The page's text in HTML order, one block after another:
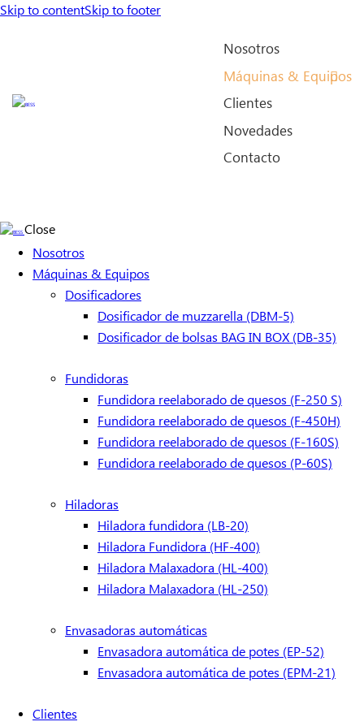
Skip to contentSkip to footer
Nosotros
Máquinas & Equipos
Clientes
Novedades
Contacto
Close
Nosotros
Máquinas & Equipos
Dosificadores
Dosificador de muzzarella (DBM-5)
Dosificador de bolsas BAG IN BOX (DB-35)
Fundidoras
Fundidora reelaborado de quesos (F-250 S)
Fundidora reelaborado de quesos (F-450H)
Fundidora reelaborado de quesos (F-160S)
Fundidora reelaborado de quesos (P-60S)
Hiladoras
Hiladora fundidora (LB-20)
Hiladora Fundidora (HF-400)
Hiladora Malaxadora (HL-400)
Hiladora Malaxadora (HL-250)
Envasadoras automáticas
Envasadora automática de potes (EP-52)
Envasadora automática de potes (EPM-21)
Clientes